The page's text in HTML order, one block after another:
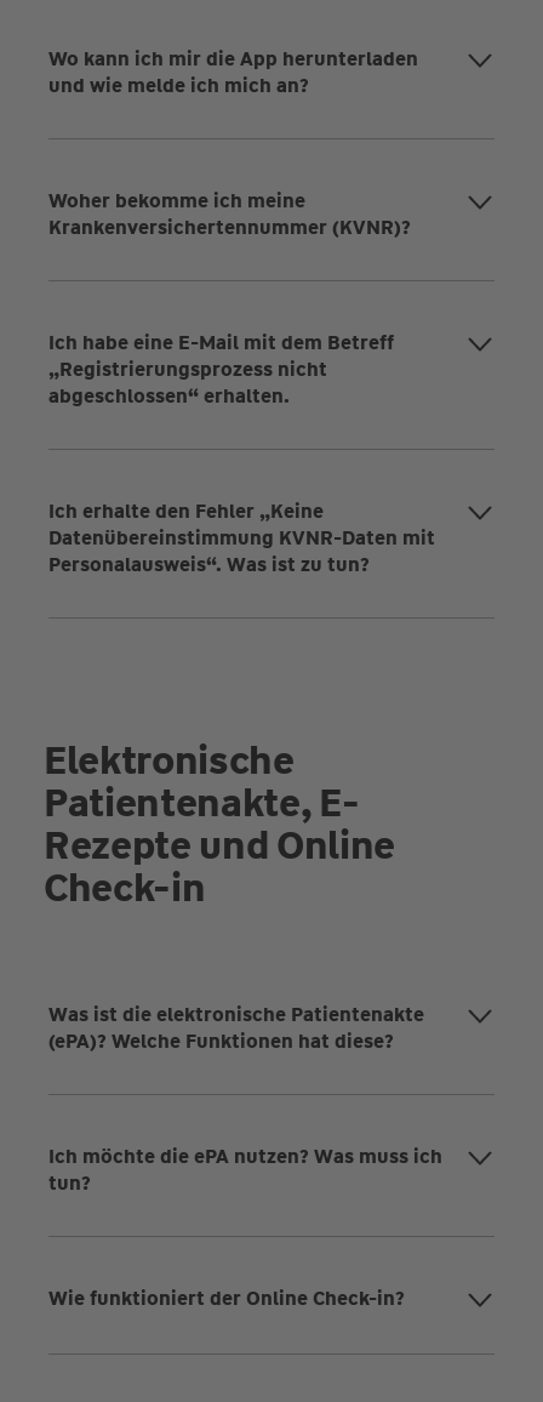
Wo kann ich mir die App herunterladen
und wie melde ich mich an?
Woher bekomme ich meine
Krankenversichertennummer (KVNR)?
Ich habe eine E-Mail mit dem Betreff
„Registrierungsprozess nicht
abgeschlossen“ erhalten.
Ich erhalte den Fehler „Keine
Datenübereinstimmung KVNR-Daten mit
Personalausweis“. Was ist zu tun?
Elektronische
Patientenakte, E-
Rezepte und Online
Check-in
Was ist die elektronische Patientenakte
(ePA)? Welche Funktionen hat diese?
Ich möchte die ePA nutzen? Was muss ich
tun?
Wie funktioniert der Online Check-in?